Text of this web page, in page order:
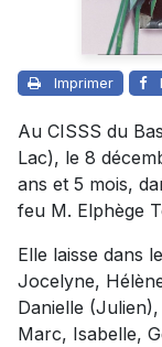
Imprimer
Au CISSS du
Lac), le 8
ans et 5 mois,
feu M. Elphège
Elle laisse dans
Jocelyne,
Danielle
Marc, Isabelle,